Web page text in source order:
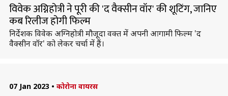
विवेक अग्निहोत्री ने पूरी की 'द वैक्सीन वॉर' की शूटिंग, जानिए
कब रिलीज होगी फिल्म
निर्देशक विवेक अग्निहोत्री मौजूदा वक्त में अपनी आगामी फिल्म 'द
वैक्सीन वॉर' को लेकर चर्चा में हैं।
07 Jan 2023 • कोरोना वायरस